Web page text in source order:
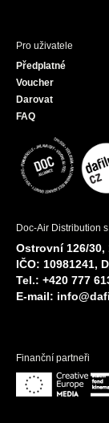
Pro uživatele
Předplatné
Voucher
Darovat
FAQ
Doc-Air Distribution
Ostrovní 126/30,
IČO: 10981241,
Tel.: +420 777
E-mail:
Finanční partneři